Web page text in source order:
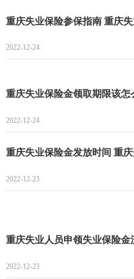
重庆失业保险参保指南 重庆
2022-12-24
2022-12-24
重庆失业保险金发放时间 重
2022-12-23
2022-12-23